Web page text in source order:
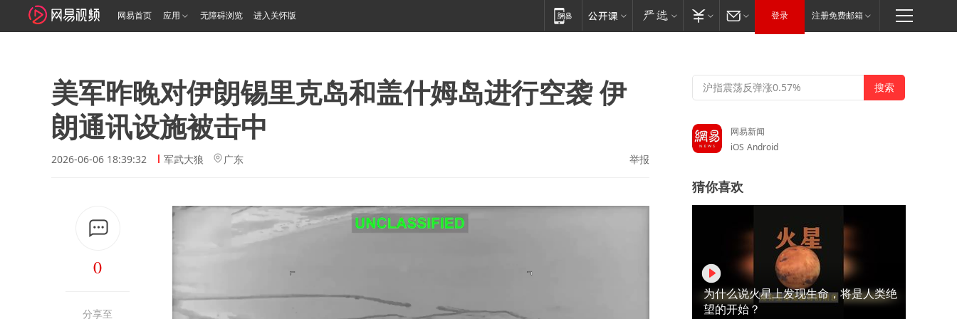
网易首页 应用 无障碍浏览 进入关怀版 登录 注册免费邮箱
美军昨晚对伊朗锡里克岛和盖什姆岛进行空袭 伊
朗通讯设施被击中
2026-06-06 18:39:32 军武大狼 广东 举报
0
分享至
网易新闻
iOS Android
猜你喜欢
为什么说火星上发现生命，将是人类绝
望的开始？